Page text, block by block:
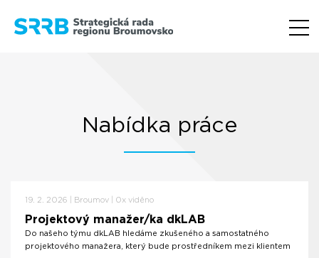
Nabídka práce
19. 2. 2026 | Broumov | 0x viděno
Projektový manažer/ka dkLAB
Do našeho týmu dkLAB hledáme zkušeného a samostatného
projektového manažera, který bude prostředníkem mezi klientem